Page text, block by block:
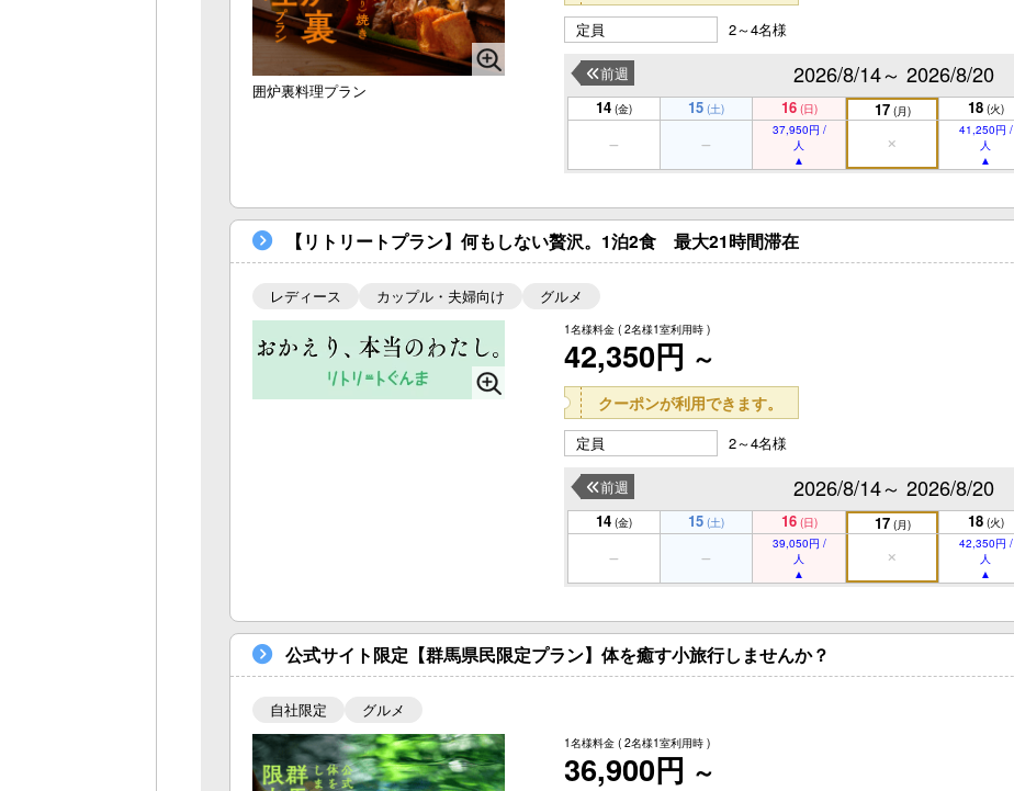
囲炉裏料理プラン
定員 2～4名様
2026/8/14～ 2026/8/20
前週
14 (金) 15 (土) 16 (日) 17 (月) 18 (火)
37,950円 /
人
41,250円 /
人
【リトリートプラン】何もしない贅沢。1泊2食 最大21時間滞在
レディース カップル・夫婦向け グルメ
1名様料金 ( 2名様1室利用時 )
42,350円 ～
クーポンが利用できます。
定員 2～4名様
2026/8/14～ 2026/8/20
前週
14 (金) 15 (土) 16 (日) 17 (月) 18 (火)
39,050円 /
人
42,350円 /
人
公式サイト限定【群馬県民限定プラン】体を癒す小旅行しませんか？
自社限定 グルメ
1名様料金 ( 2名様1室利用時 )
36,900円 ～